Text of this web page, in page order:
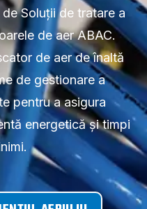
Soluții de tratare a
de aer ABAC.
de aer de înaltă
de gestionare a
pentru a asigura
energetică și timpi